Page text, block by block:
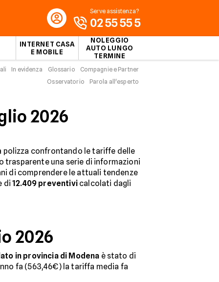
INTERNET CASA
E MOBILE
NOLEGGIO
AUTO LUNGO
TERMINE
Serve assistenza?
02 55 55 5
In evidenza Glossario
Compagnie e Partner
Osservatorio
Parola all'esperto
2026
polizza confrontando le tariffe delle
trasparente una serie di informazioni
di comprendere le attuali tendenze
di12.409 preventivicalcolati dagli
2026
in provincia di Modena è stato di
fa (563,46€) la tariffa media fa